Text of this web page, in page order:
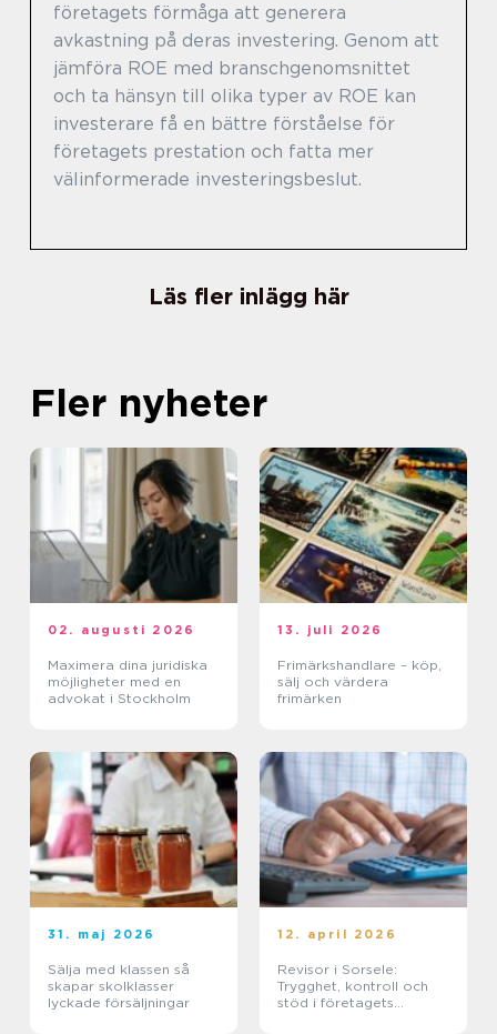
företagets förmåga att generera
avkastning på deras investering. Genom att
jämföra ROE med branschgenomsnittet
och ta hänsyn till olika typer av ROE kan
investerare få en bättre förståelse för
företagets prestation och fatta mer
välinformerade investeringsbeslut.
Läs fler inlägg här
Fler nyheter
02. augusti 2026
Maximera dina juridiska
möjligheter med en
advokat i Stockholm
13. juli 2026
Frimärkshandlare – köp,
sälj och värdera
frimärken
31. maj 2026
Sälja med klassen så
skapar skolklasser
lyckade försäljningar
12. april 2026
Revisor i Sorsele:
Trygghet, kontroll och
stöd i företagets